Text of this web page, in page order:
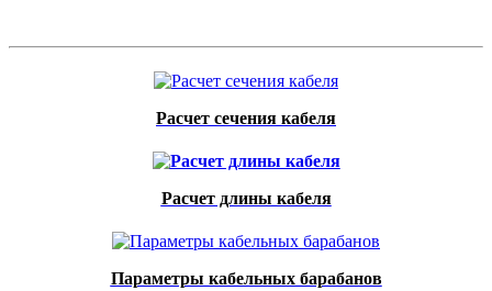
Расчет сечения кабеля
Расчет длины кабеля
Параметры кабельных барабанов